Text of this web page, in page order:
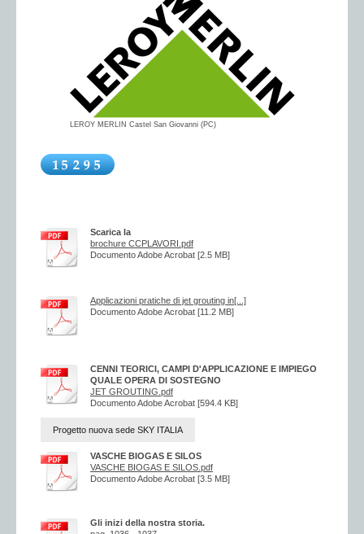
LEROY MERLIN Castel San Giovanni (PC)
Scarica la
brochure CCPLAVORI.pdf
Documento Adobe Acrobat [2.5 MB]
Applicazioni pratiche di jet grouting in[...]
Documento Adobe Acrobat [11.2 MB]
CENNI TEORICI, CAMPI D'APPLICAZIONE E IMPIEGO
QUALE OPERA DI SOSTEGNO
JET GROUTING.pdf
Documento Adobe Acrobat [594.4 KB]
Progetto nuova sede SKY ITALIA
VASCHE BIOGAS E SILOS
VASCHE BIOGAS E SILOS.pdf
Documento Adobe Acrobat [3.5 MB]
Gli inizi della nostra storia.